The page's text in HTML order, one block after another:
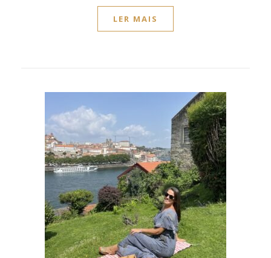
LER MAIS